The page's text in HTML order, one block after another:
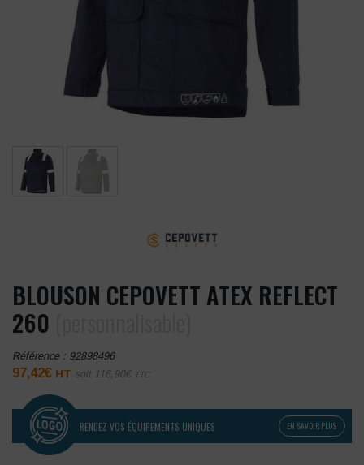
BLOUSON CEPOVETT ATEX REFLECT
260
Référence : 92898496
97,42€ HT soit 116,90€ TTC
RENDEZ VOS ÉQUIPEMENTS UNIQUES EN SAVOIR PLUS